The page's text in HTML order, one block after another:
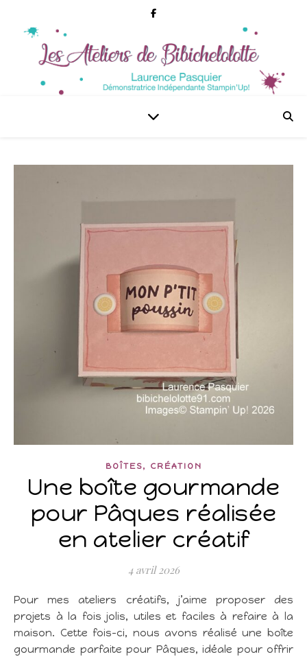
BOÎTES, CRÉATION
Une boîte gourmande
pour Pâques réalisée
en atelier créatif
4 avril 2026
Pour mes ateliers créatifs, j’aime proposer des
projets à la fois jolis, utiles et faciles à refaire à la
maison. Cette fois-ci, nous avons réalisé une boîte
gourmande parfaite pour Pâques, idéale pour offrir